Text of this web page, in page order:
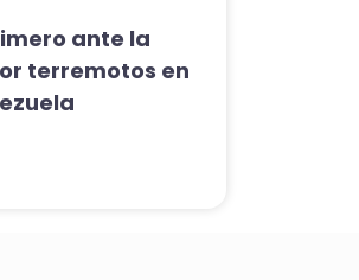
ante la
terremotos en